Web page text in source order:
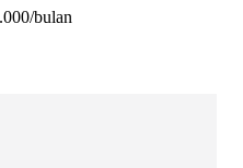
bulan